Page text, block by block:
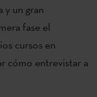
y un gran
fase el
cursos en
cómo entrevistar a